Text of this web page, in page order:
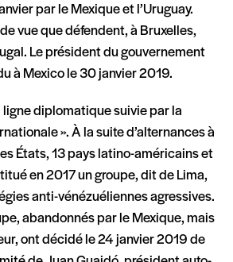
par le Mexique et l’Uruguay.
vue que défendent, à Bruxelles,
Le président du gouvernement
à Mexico le 30 janvier 2019.
ligne diplomatique suivie par la
». À la suite d’alternances à
États, 13 pays latino-américains et
en 2017 un groupe, dit de Lima,
anti-vénézuéliennes agressives.
abandonnés par le Mexique, mais
ont décidé le 24 janvier 2019 de